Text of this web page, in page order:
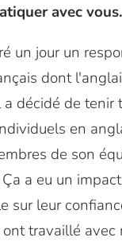
avec vous.
un jour un
dont
décidé de tenir
en
de son
a eu un impact
sur leur
travaillé avec